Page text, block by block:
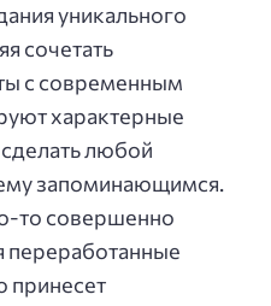
уникального
сочетать
с современным
характерные
любой
запоминающимся.
то совершенно
переработанные
принесет